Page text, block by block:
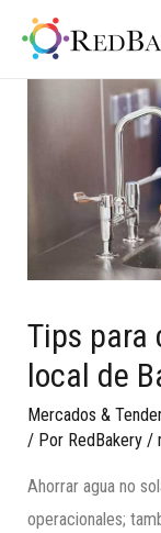
Tips para
local de
Mercados &
/ Por RedBakery /
Ahorrar agua no
operacionales;